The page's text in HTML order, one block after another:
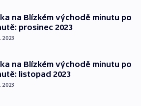
na Blízkém východě minutu po
prosinec 2023
2023
na Blízkém východě minutu po
listopad 2023
2023